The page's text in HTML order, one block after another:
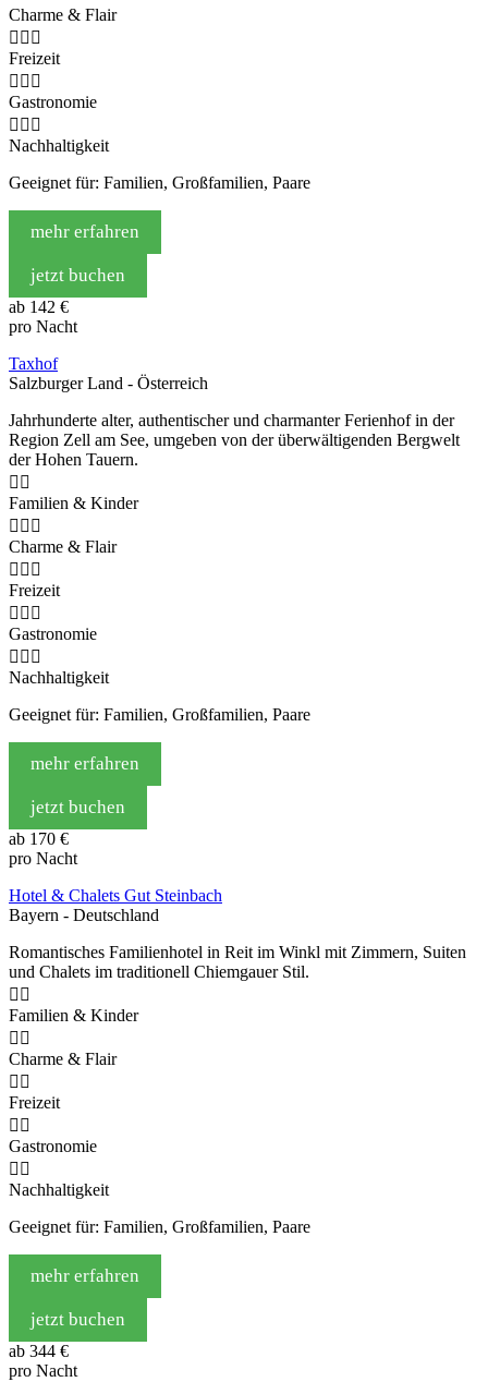
Charme & Flair
  
Freizeit
  
Gastronomie
  
Nachhaltigkeit
Geeignet für: Familien, Großfamilien, Paare
mehr erfahren
jetzt buchen
ab 142 €
pro Nacht
Taxhof
Salzburger Land - Österreich
Jahrhunderte alter, authentischer und charmanter Ferienhof in der
Region Zell am See, umgeben von der überwältigenden Bergwelt
der Hohen Tauern.
 
Familien & Kinder
  
Charme & Flair
  
Freizeit
  
Gastronomie
  
Nachhaltigkeit
Geeignet für: Familien, Großfamilien, Paare
mehr erfahren
jetzt buchen
ab 170 €
pro Nacht
Hotel & Chalets Gut Steinbach
Bayern - Deutschland
Romantisches Familienhotel in Reit im Winkl mit Zimmern, Suiten
und Chalets im traditionell Chiemgauer Stil.
 
Familien & Kinder
 
Charme & Flair
 
Freizeit
 
Gastronomie
 
Nachhaltigkeit
Geeignet für: Familien, Großfamilien, Paare
mehr erfahren
jetzt buchen
ab 344 €
pro Nacht